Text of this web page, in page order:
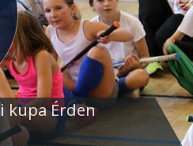
kupa Érden